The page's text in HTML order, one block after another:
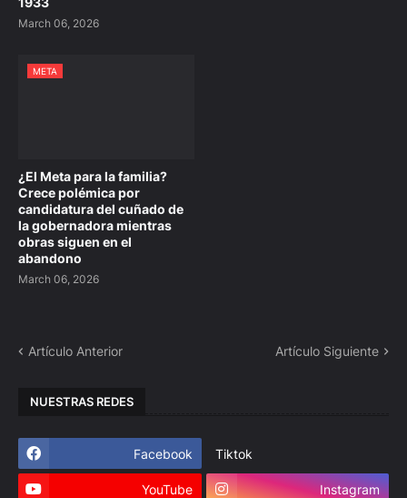
March 06, 2026
META
¿El Meta para la familia?
Crece polémica por
candidatura del cuñado de
la gobernadora mientras
obras siguen en el
abandono
March 06, 2026
Artículo Anterior Artículo Siguiente
NUESTRAS REDES
Facebook Tiktok
YouTube Instagram